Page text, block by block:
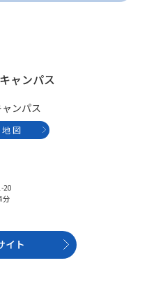
学問分野解説
ート
ャンパス
ンパス
地 図
20
分
イト